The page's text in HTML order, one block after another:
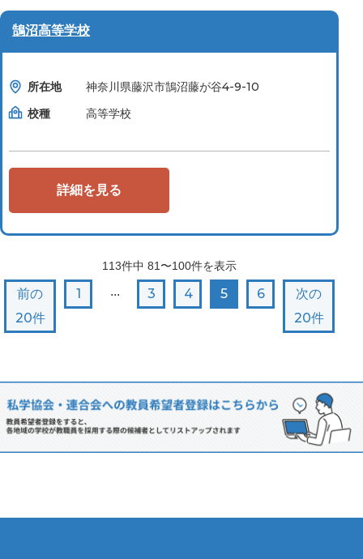
鵠沼高等学校
所在地
神奈川県藤沢市鵠沼藤が谷4-9-10
校種
高等学校
詳細を見る
113件中 81〜100件を表示
前の
20件
1 ... 3 4 5 6
次の
20件